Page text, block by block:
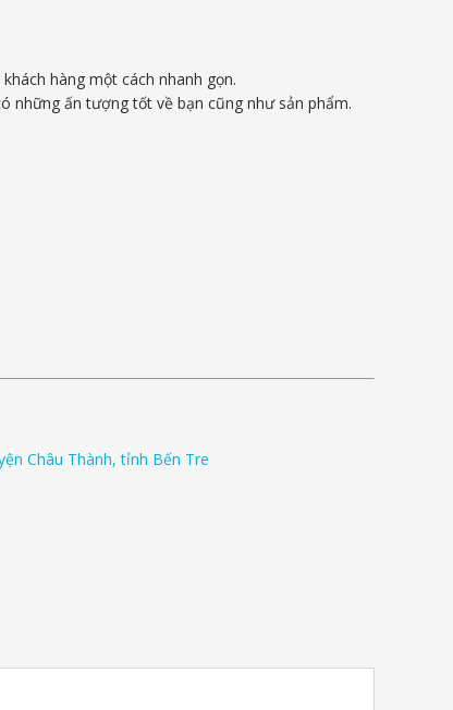
hàng một cách nhanh gọn.
những ấn tượng tốt về bạn cũng như sản phẩm.
Châu Thành, tỉnh Bến Tre